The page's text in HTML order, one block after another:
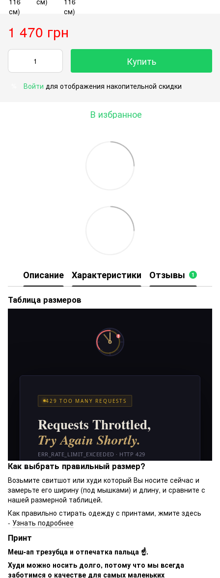
1 470 грн
Купить
Войти для отображения накопительной скидки
В избранное
Описание Характеристики Отзывы 1
Таблица размеров
Как выбрать правильный размер?
Возьмите свитшот или худи который Вы носите сейчас и
замерьте его ширину (под мышками) и длину, и сравните с
нашей размерной таблицей.
Как правильно стирать одежду с принтами, жмите здесь
- Узнать подробнее
Принт
Меш-ап трезубца и отпечатка пальца ☝️.
Худи можно носить долго, потому что мы всегда
заботимся о качестве для самых маленьких